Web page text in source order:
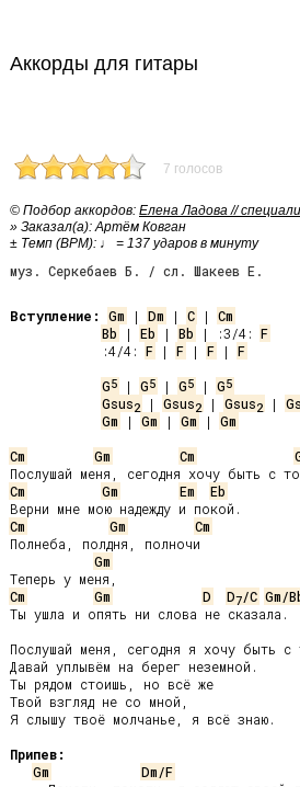
Аккорды для гитары
7 голосов
© Подбор аккордов: Елена Ладова //
» Заказал(а): Артём Ковган
± Темп (BPM): ♩ = 137 ударов в минуту
муз. Серкебаев Б. / сл. Шакеев Е.
Вступление: Gm | Dm | C | Cm
Bb | Eb | Bb | :3/4: F
:4/4: F | F | F | F
G5 | G5 | G5 | G5
Gsus2 | Gsus2 | Gsus2 |
Gm | Gm | Gm | Gm
Cm
Gm Cm
Cm
Gm Em
Eb
Cm
Gm
Cm
Полнеба, полдня, полночи
Gm
Cm
Gm D D7/C Gm/
Ты ушла и опять ни слова не сказала.
Послушай меня, сегодня я хочу быть с
Давай уплывём на берег неземной.
Ты рядом стоишь, но всё же
Твой взгляд не со мной,
Я слышу твоё молчанье, я всё знаю.
Припев:
Gm
Dm/F